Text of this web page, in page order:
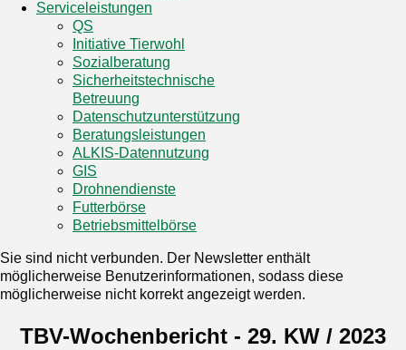
Service­­leistungen
QS
Initiative Tierwohl
Sozialberatung
Sicherheitstechnische
Betreuung
Datenschutzunterstützung
Beratungsleistungen
ALKIS-Datennutzung
GIS
Drohnendienste
Futterbörse
Betriebsmittelbörse
Sie sind nicht verbunden. Der Newsletter enthält
möglicherweise Benutzerinformationen, sodass diese
möglicherweise nicht korrekt angezeigt werden.
TBV-Wochenbericht - 29. KW / 2023